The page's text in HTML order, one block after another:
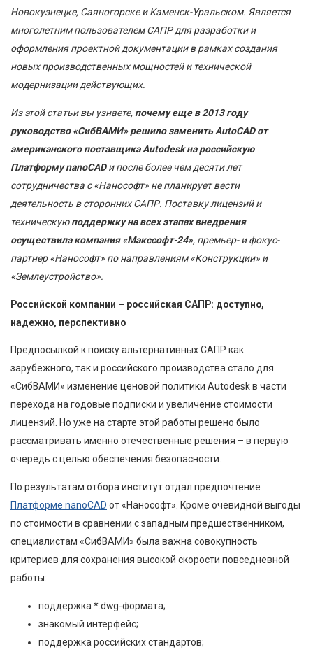
Новокузнецке, Саяногорске и Каменск-Уральском. Является
многолетним пользователем САПР для разработки и
оформления проектной документации в рамках создания
новых производственных мощностей и технической
модернизации действующих.
Из этой статьи вы узнаете, почему еще в 2013 году
руководство «СибВАМИ» решило заменить AutoCAD от
американского поставщика Autodesk на российскую
Платформу nanoCADи после более чем десяти лет
сотрудничества с «Нанософт» не планирует вести
деятельность в сторонних САПР. Поставку лицензий и
техническуюподдержку на всех этапах внедрения
осуществила компания «Макссофт-24», премьер- и фокус-
партнер «Нанософт» по направлениям «Конструкции» и
«Землеустройство».
Российской компании – российская САПР: доступно,
надежно, перспективно
Предпосылкой к поиску альтернативных САПР как
зарубежного, так и российского производства стало для
«СибВАМИ» изменение ценовой политики Autodesk в части
перехода на годовые подписки и увеличение стоимости
лицензий. Но уже на старте этой работы решено было
рассматривать именно отечественные решения – в первую
очередь с целью обеспечения безопасности.
По результатам отбора институт отдал предпочтение
Платформе nanoCAD от «Нанософт». Кроме очевидной выгоды
по стоимости в сравнении с западным предшественником,
специалистам «СибВАМИ» была важна совокупность
критериев для сохранения высокой скорости повседневной
работы:
поддержка *.dwg-формата;
знакомый интерфейс;
поддержка российских стандартов;